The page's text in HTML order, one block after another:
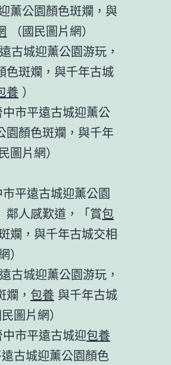
薰公園顏色斑斕，與
（國民圖片網）
古城迎薰公園游玩，
色斑斕，與千年古城
養 ）
市平遠古城迎薰公
園顏色斑斕，與千年
圖片網）
市平遠古城迎薰公園
鄰人感歎道，「賞包
斕，與千年古城交相
古城迎薰公園游玩，
， 包養 與千年古城
圖片網）
中市平遠古城迎包養
古城迎薰公園顏色